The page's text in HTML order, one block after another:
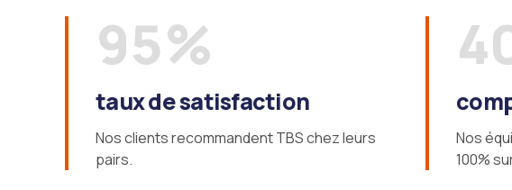
9
0
5
6
7
%
taux de satisfaction
Nos clients recommandent TBS chez leurs
pairs.
4
5
6
Nos
100%